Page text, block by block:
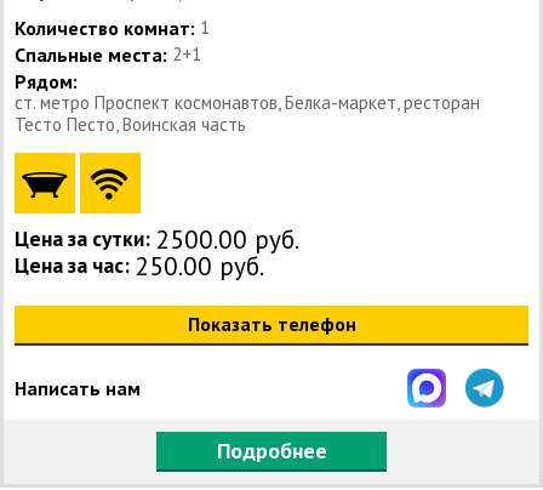
Количество комнат: 1
Спальные места: 2+1
Рядом:
ст. метро Проспект космонавтов, Белка-маркет, ресторан
Тесто Песто, Воинская часть
Цена за сутки: 2500.00 руб.
Цена за час: 250.00 руб.
Показать телефон
Написать нам
Подробнее